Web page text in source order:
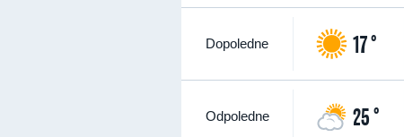
Dopoledne 17 °
Odpoledne 25 °